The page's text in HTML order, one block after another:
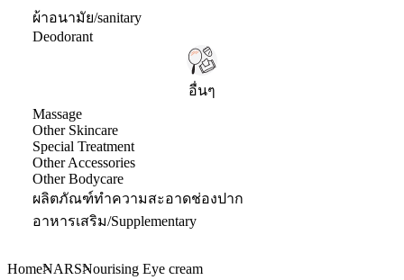
ผ้าอนามัย/sanitary
Deodorant
อื่นๆ
Massage
Other Skincare
Special Treatment
Other Accessories
Other Bodycare
ผลิตภัณฑ์ทำความสะอาดช่องปาก
อาหารเสริม/Supplementary
HomeNARSNourising Eye cream